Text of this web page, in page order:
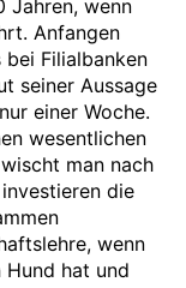
Jahren, wenn
Anfangen
Filialbanken
seiner Aussage
einer Woche.
wesentlichen
man nach
die
wenn
Hund hat und